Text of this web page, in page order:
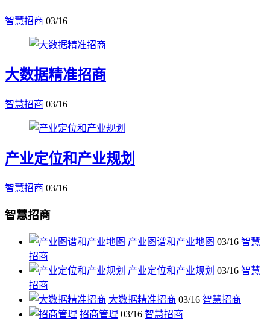
智慧招商 03/16
大数据精准招商
智慧招商 03/16
产业定位和产业规划
智慧招商 03/16
智慧招商
产业图谱和产业地图 03/16 智慧
招商
产业定位和产业规划 03/16 智慧
招商
大数据精准招商 03/16 智慧招商
招商管理 03/16 智慧招商